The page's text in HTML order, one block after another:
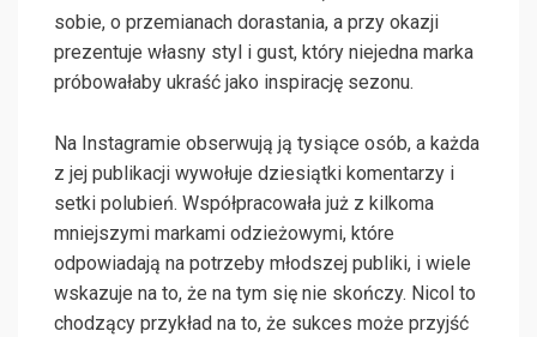
sobie, o przemianach dorastania, a przy okazji
prezentuje własny styl i gust, który niejedna marka
próbowałaby ukraść jako inspirację sezonu.
Na Instagramie obserwują ją tysiące osób, a każda
z jej publikacji wywołuje dziesiątki komentarzy i
setki polubień. Współpracowała już z kilkoma
mniejszymi markami odzieżowymi, które
odpowiadają na potrzeby młodszej publiki, i wiele
wskazuje na to, że na tym się nie skończy. Nicol to
chodzący przykład na to, że sukces może przyjść